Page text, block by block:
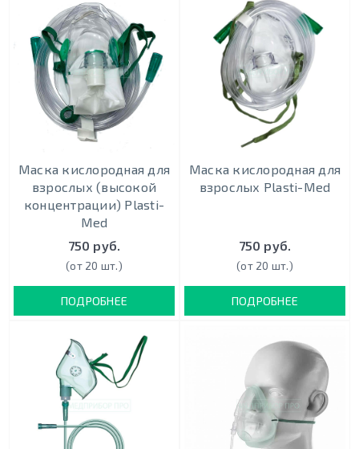
Маска кислородная для
взрослых (высокой
концентрации) Plasti-
Med
750 руб.
(от 20 шт.)
ПОДРОБНЕЕ
Маска кислородная для
взрослых Plasti-Med
750 руб.
(от 20 шт.)
ПОДРОБНЕЕ